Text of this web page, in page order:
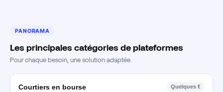
PANORAMA
Les principales catégories de plateformes
Pour chaque besoin, une solution adaptée.
Courtiers en bourse Quelques €